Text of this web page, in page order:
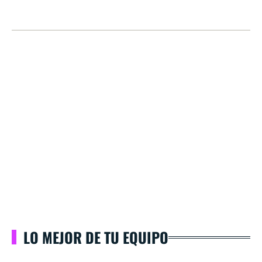
LO MEJOR DE TU EQUIPO